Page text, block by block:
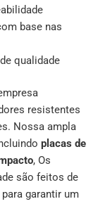
base nas
qualidade
resistentes
Nossa ampla
placas de
, Os
são feitos de
garantir um